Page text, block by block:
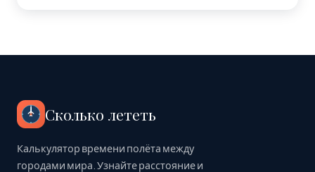
Сколько лететь
Калькулятор времени полёта между
городами мира. Узнайте расстояние и